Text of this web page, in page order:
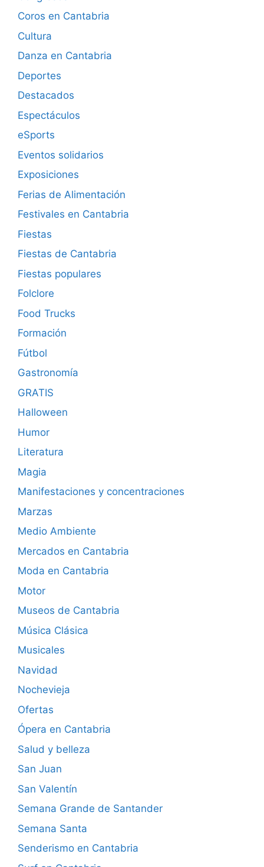
Coros en Cantabria
Cultura
Danza en Cantabria
Deportes
Destacados
Espectáculos
eSports
Eventos solidarios
Exposiciones
Ferias de Alimentación
Festivales en Cantabria
Fiestas
Fiestas de Cantabria
Fiestas populares
Folclore
Food Trucks
Formación
Fútbol
Gastronomía
GRATIS
Halloween
Humor
Literatura
Magia
Manifestaciones y concentraciones
Marzas
Medio Ambiente
Mercados en Cantabria
Moda en Cantabria
Motor
Museos de Cantabria
Música Clásica
Musicales
Navidad
Nochevieja
Ofertas
Ópera en Cantabria
Salud y belleza
San Juan
San Valentín
Semana Grande de Santander
Semana Santa
Senderismo en Cantabria